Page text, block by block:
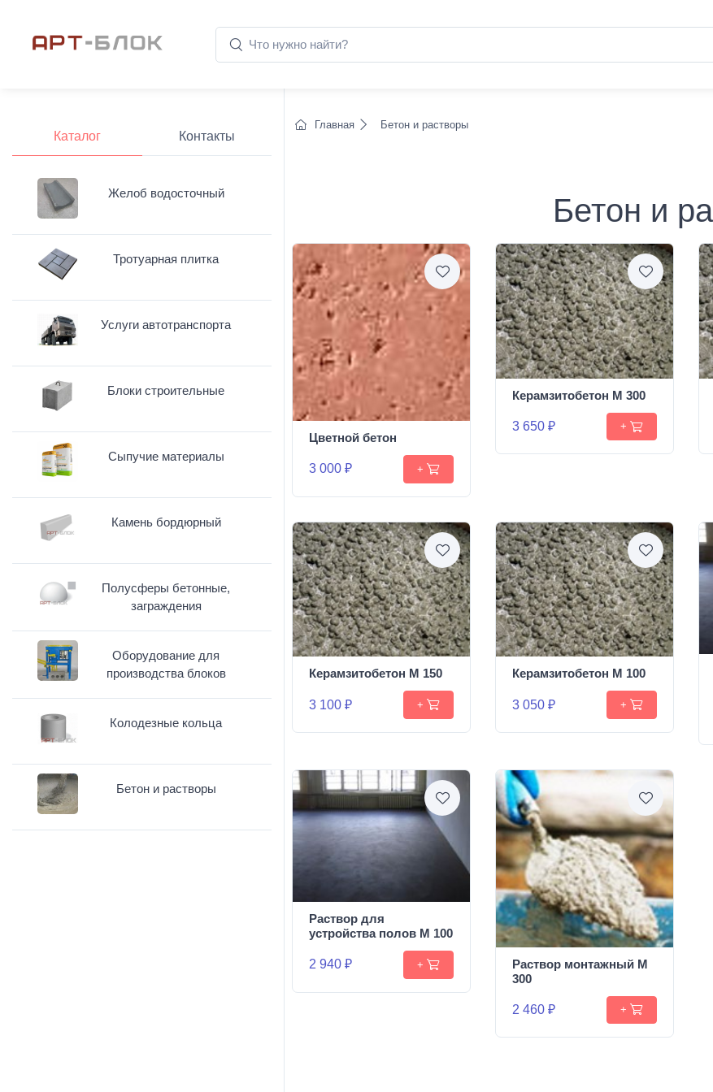
Главная Бетон и растворы
Бетон и
Цветной бетон
3 000 ₽ +
Керамзитобетон М 300
3 650 ₽ +
Керамзитобетон М 150
3 100 ₽ +
Керамзитобетон М 100
3 050 ₽ +
Раствор для
устройства полов М 100
2 940 ₽ +
Раствор монтажный М
300
2 460 ₽ +
Каталог Контакты
Желоб водосточный
Тротуарная плитка
Услуги автотранспорта
Блоки строительные
Сыпучие материалы
Камень бордюрный
Полусферы бетонные,
заграждения
Оборудование для
производства блоков
Колодезные кольца
Бетон и растворы